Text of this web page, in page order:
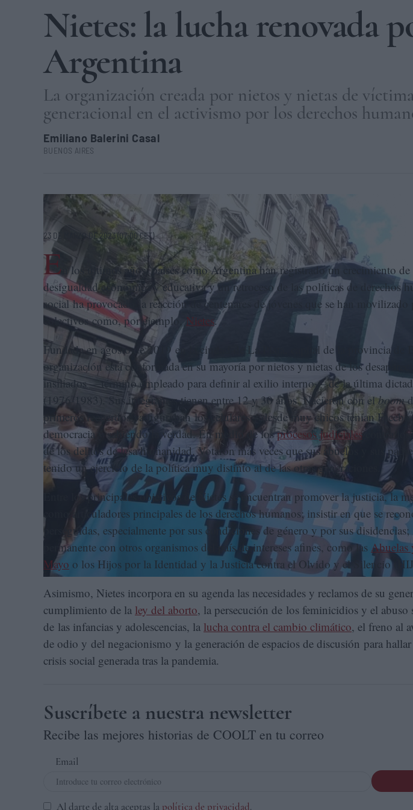
Nietes: la lucha renovada
Argentina
La organización creada por nietos y nietas de
generacional en el activismo por los derechos
Emiliano Balerini Casal
BUENOS AIRES
Integrantes de Nietes, colectivo que lucha por la memoria y los derechos humanos en Argentina.
23 DE MARZO DE 2023 (07:00 CET)
E n los últimos años, países como Argentina han registrado un crecimiento de
desigualdad económica y educativa y un retroceso de las políticas de derechos
social ha provocado la reacción de centenares de jóvenes que se han movilizado
colectivos como, por ejemplo, Nietes.
Fundada en agosto de 2019 en la ciudad de La Plata, capital de la provincia de
organización está conformada en su mayoría por nietos y nietas de los
insiliados —término empleado para definir al exilio interno— de la última
(1976-1983). Sus integrantes tienen entre 12 y 30 años. Nacieron con elboom
primeros recuerdos ya figuraban los celulares y desde muy chicos tenían
democracia y sabiendo la verdad. En medio de losprocesos judicialescontra los
de los delitos de lesa humanidad. Votaron más veces que sus abuelos y sus
tenido un ejercicio de la política muy distinto al de las otras generaciones.
Entre los principales objetivos de Nietes se encuentran promover la justicia, la
como articuladores principales de los derechos humanos; insistir en que se
perseguidas, especialmente por sus condiciones de género y por sus
permanente con otros organismos del país de intereses afines, como las Abuelas
Mayo o los Hijos por la Identidad y la Justicia contra el Olvido y el Silencio
Asimismo, Nietes incorpora en su agenda las necesidades y reclamos de su
cumplimiento de la ley del aborto, la persecución de los feminicidios y el
de las infancias y adolescencias, la lucha contra el cambio climático, el freno al
de odio y del negacionismo y la generación de espacios de discusión para
crisis social generada tras la pandemia.
Suscríbete a nuestra newsletter
Recibe las mejores historias de COOLT en tu correo
Email
Al darte de alta aceptas la política de privacidad.